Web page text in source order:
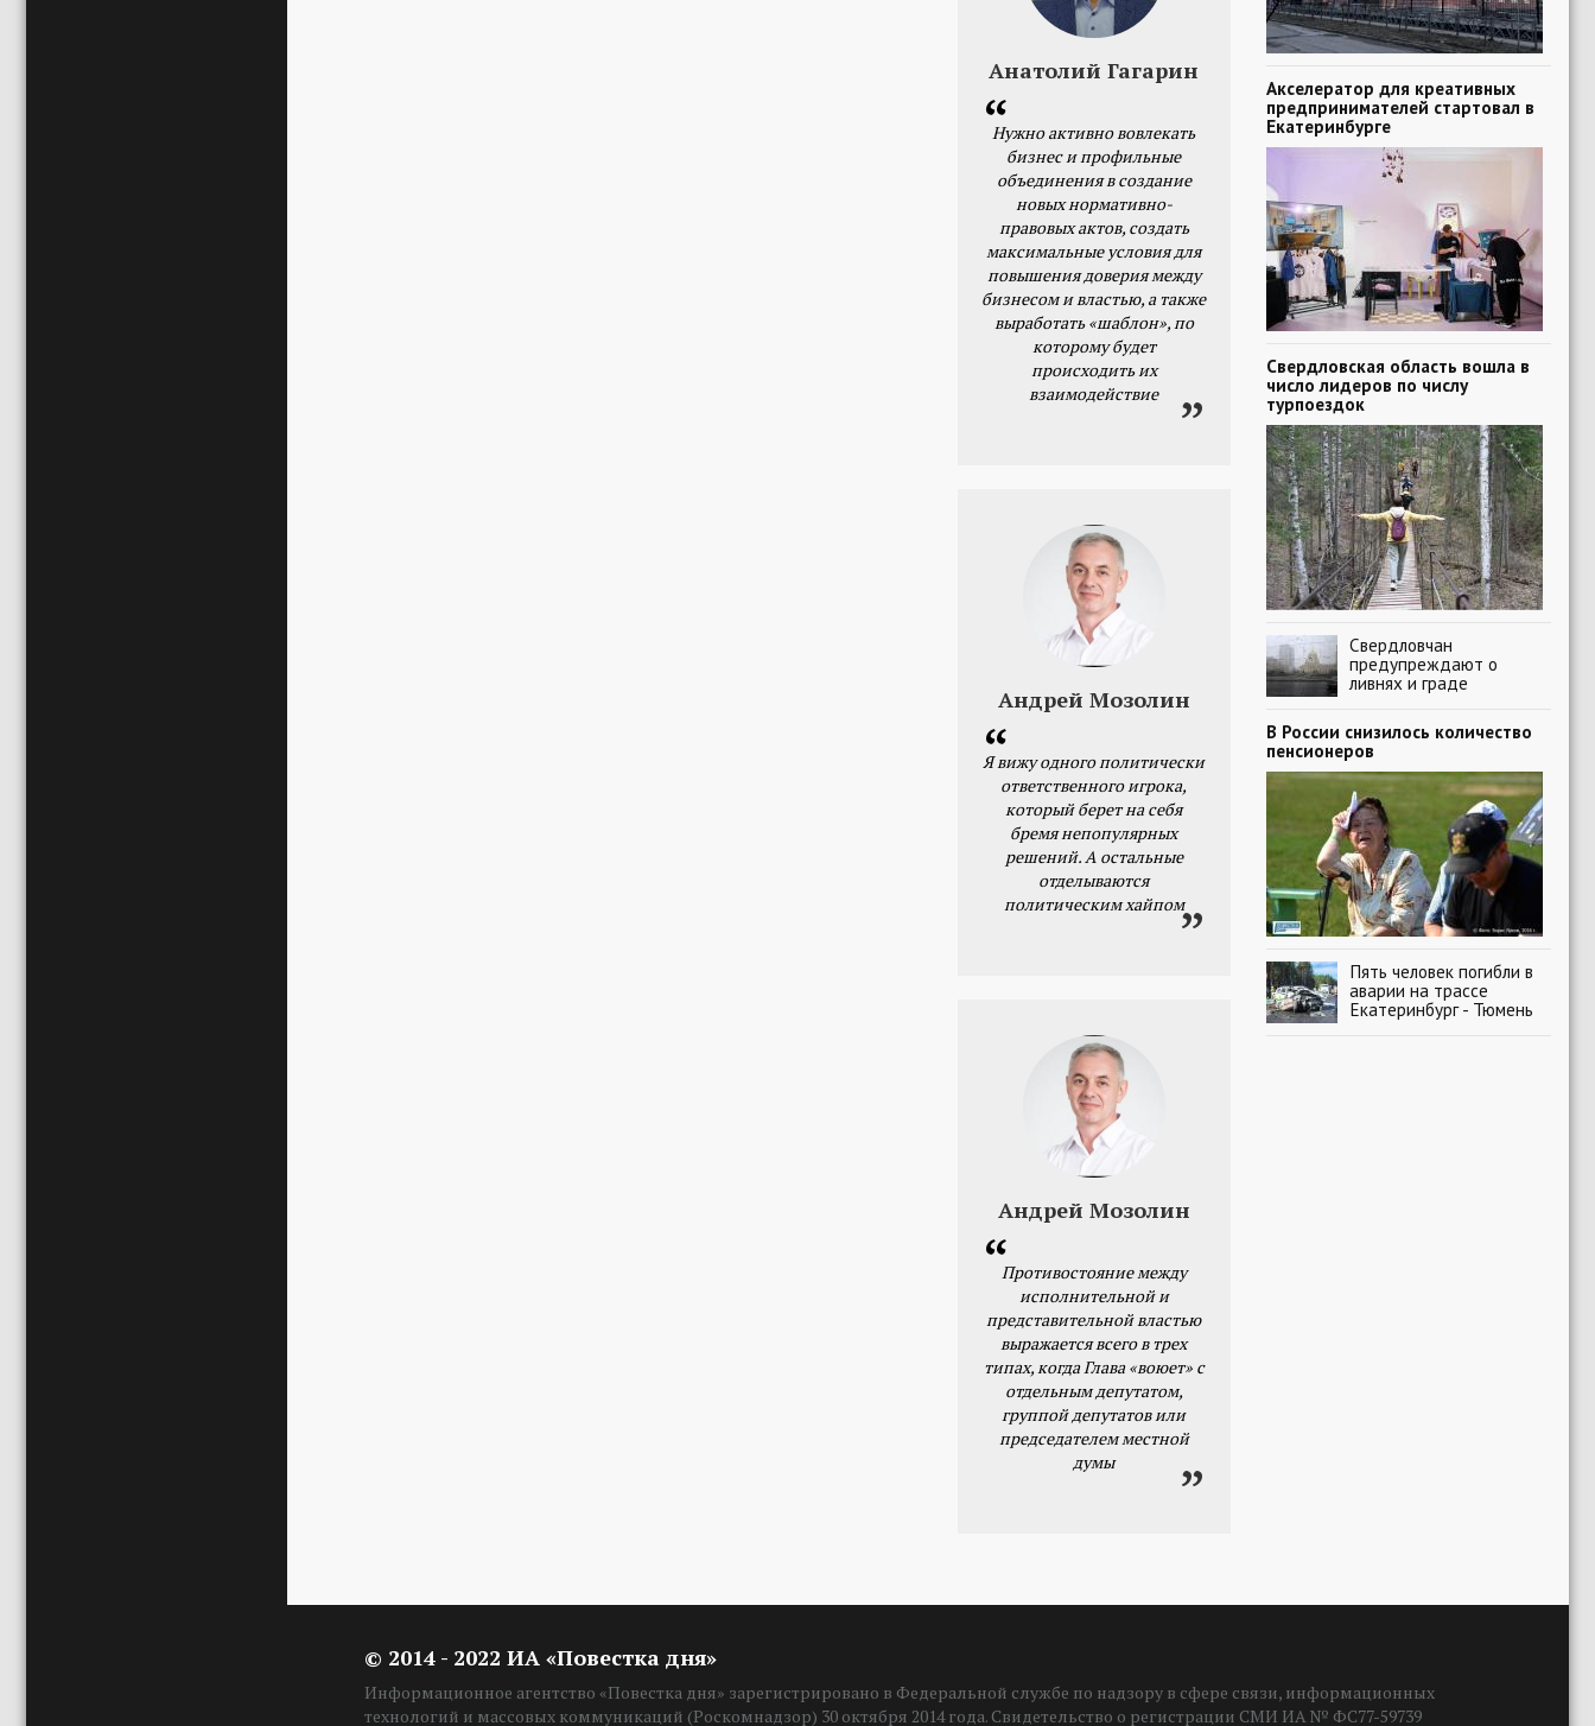
Анатолий Гагарин
Нужно активно вовлекать
бизнес и профильные
объединения в создание
новых нормативно-
правовых актов, создать
максимальные условия для
повышения доверия между
бизнесом и властью, а также
выработать «шаблон», по
которому будет
происходить их
взаимодействие
Андрей Мозолин
Я вижу одного политически
ответственного игрока,
который берет на себя
бремя непопулярных
решений. А остальные
отделываются
политическим хайпом
Андрей Мозолин
Противостояние между
исполнительной и
представительной властью
выражается всего в трех
типах, когда Глава «воюет» с
отдельным депутатом,
группой депутатов или
председателем местной
думы
Акселератор для креативных
предпринимателей стартовал в
Екатеринбурге
Свердловская область вошла в
число лидеров по числу
турпоездок
Свердловчан
предупреждают о
ливнях и граде
В России снизилось количество
пенсионеров
Пять человек погибли в
аварии на трассе
Екатеринбург - Тюмень
© 2014 - 2022 ИА «Повестка дня»
Информационное агентство «Повестка дня» зарегистрировано в Федеральной службе по надзору в сфере связи, информационных
технологий и массовых коммуникаций (Роскомнадзор) 30 октября 2014 года. Свидетельство о регистрации СМИ ИА № ФС77-59739